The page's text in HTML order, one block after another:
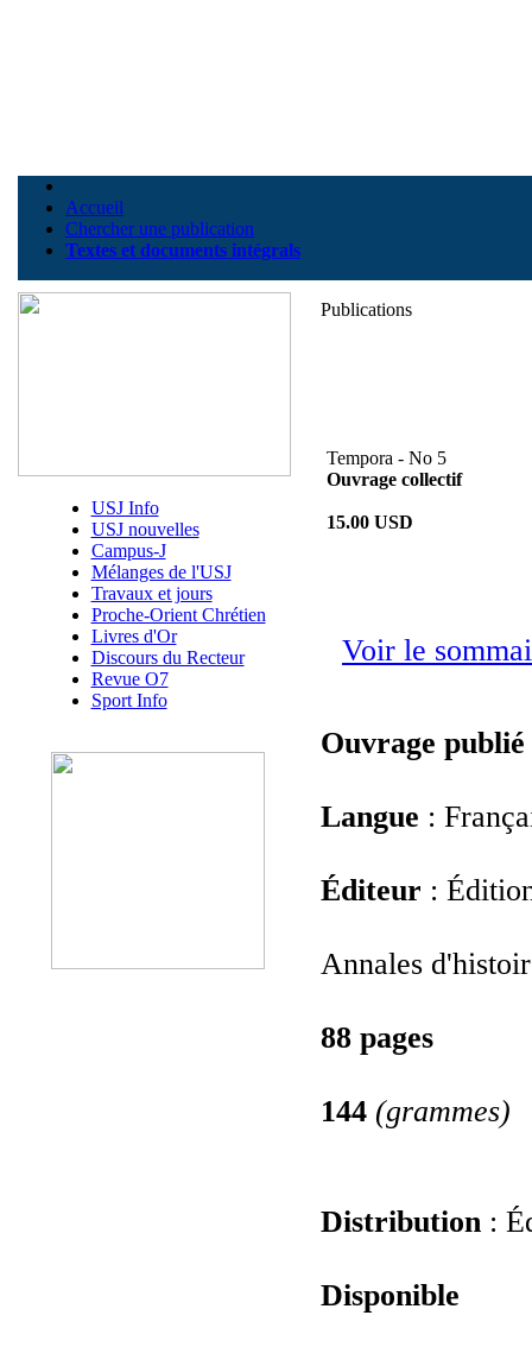
Accueil
Chercher une publication
Textes et documents intégrals
USJ Info
USJ nouvelles
Campus-J
Mélanges de l'USJ
Travaux et jours
Proche-Orient Chrétien
Livres d'Or
Discours du Recteur
Revue O7
Sport Info
Publications
Tempora - No 5
Ouvrage collectif
15.00 USD
Voir le
Ouvrage publié
Langue :
Éditeur :
Annales
88 pages
144 (grammes)
Distribution :
Disponible